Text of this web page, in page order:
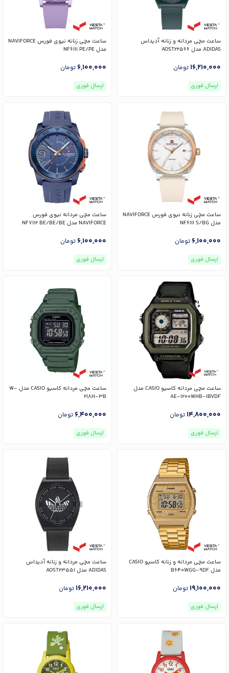
ساعت مچی مردانه و زنانه آدیداس
ADIDAS مدل AOST22566
16,210,000تومان
ارسال فوری
ساعت مچی زنانه نیوی فورس NAVIFORCE
مدل NF6111 PE/PE
6,100,000 تومان
ارسال فوری
ساعت مچی زنانه نیوی فورس NAVIFORCE
مدل NF6111 S/BG
6,100,000 تومان
ارسال فوری
ساعت مچی مردانه نیوی فورس
NAVIFORCE مدل NF7112 BE/BE/BE
6,100,000 تومان
ارسال فوری
ساعت مچی مردانه کاسیو CASIO مدل
AE-1200WHB-1BVDF
14,800,000تومان
ارسال فوری
ساعت مچی مردانه کاسیو CASIO مدل W-
218H-3B
6,400,000 تومان
ارسال فوری
ساعت مچی مردانه و زنانه کاسیو CASIO
مدل B640WGG-9DF
19,100,000تومان
ارسال فوری
ساعت مچی مردانه و زنانه آدیداس
ADIDAS مدل AOST23551
16,210,000تومان
ارسال فوری